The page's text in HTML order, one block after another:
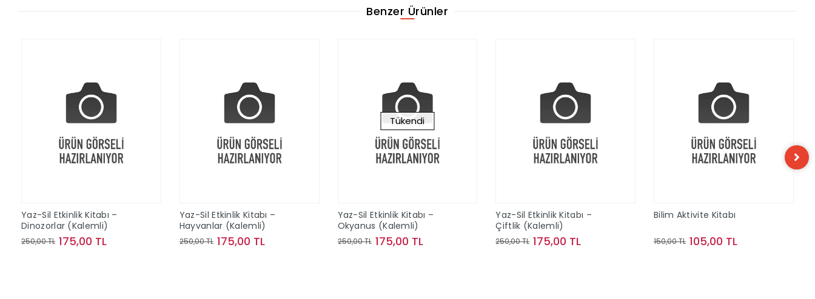
Benzer Ürünler
Yaz-Sil Etkinlik Kitabı –
Dinozorlar (Kalemli)
250,00 TL 175,00 TL
Yaz-Sil Etkinlik Kitabı –
Hayvanlar (Kalemli)
250,00 TL 175,00 TL
Tükendi
Yaz-Sil Etkinlik Kitabı –
Okyanus (Kalemli)
250,00 TL 175,00 TL
Yaz-Sil Etkinlik Kitabı –
Çiftlik (Kalemli)
250,00 TL 175,00 TL
Bilim Aktivite Kitabı
150,00 TL 105,00 TL